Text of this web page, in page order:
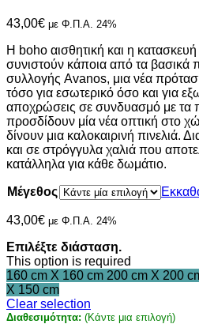
43,00€ με Φ.Π.Α. 24%
Η boho αισθητική και η
συνιστούν κάποια από τα βασικά
συλλογής Avanos, μια νέα
τόσο για εσωτερικό όσο και για
αποχρώσεις σε συνδυασμό με τα
προσδίδουν μία νέα οπτική στο
δίνουν μια καλοκαιρινή πινελιά.
και σε στρόγγυλα χαλιά που
κατάλληλα για κάθε δωμάτιο.
Μέγεθος
43,00€ με Φ.Π.Α. 24%
Επιλέξτε διάσταση.
This option is required
160 cm X 160 cm 200 cm X 200
X 150 cm
Clear selection
Διαθεσιμότητα: (Κάντε μια επιλογή)